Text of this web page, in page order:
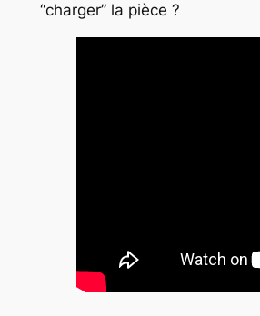
“charger” la pièce ?